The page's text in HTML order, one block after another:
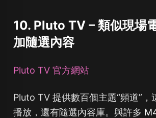
10. Pluto TV – 類似現場
加隨選內容
Pluto TV 官方網站
Pluto TV 提供數百個主題“頻道”，
播放，還有隨選內容庫。與許多